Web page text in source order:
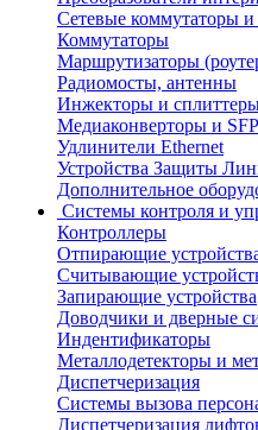
Сетевые коммутаторы
Коммутаторы
Маршрутизаторы
Радиомосты, антенны
Инжекторы и
Медиаконверторы и
Удлинители Ethernet
Устройства Защиты
Дополнительное
Системы контроля и
Контроллеры
Отпирающие
Считывающие
Запирающие устройства
Доводчики и дверные
Индентификаторы
Металлодетекторы и
Диспетчеризация
Системы вызова
Диспетчеризация